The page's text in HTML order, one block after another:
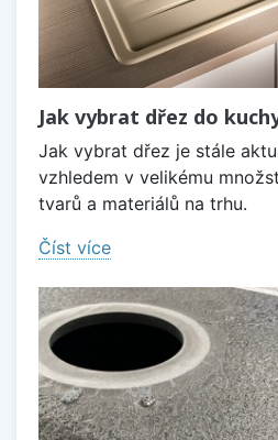
Jak vybrat dřez do
Jak vybrat dřez je stále
vzhledem v velikému
tvarů a materiálů na trhu.
Číst více